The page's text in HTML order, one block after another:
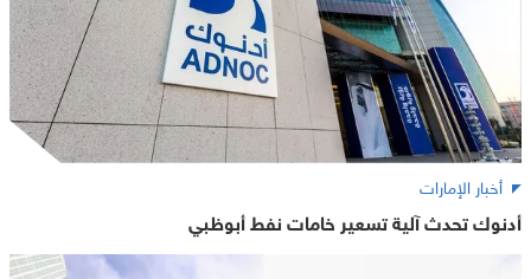
أخبار الإمارات
أدنوك تحدث آلية تسعير خامات نفط أبوظبي